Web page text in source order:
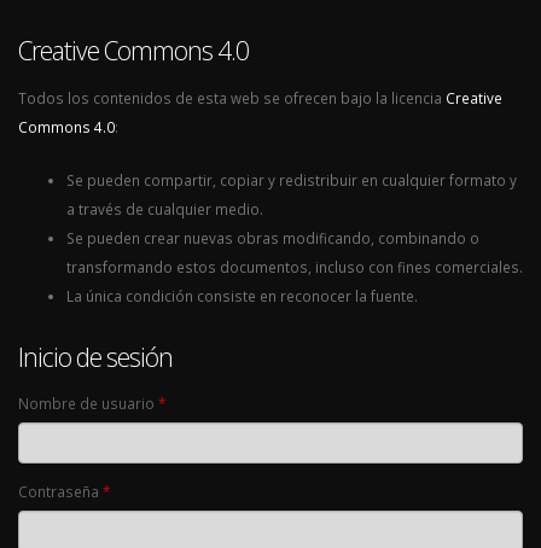
Creative Commons 4.0
Todos los contenidos de esta web se ofrecen bajo la licencia Creative
Commons 4.0:
Se pueden compartir, copiar y redistribuir en cualquier formato y
a través de cualquier medio.
Se pueden crear nuevas obras modificando, combinando o
transformando estos documentos, incluso con fines comerciales.
La única condición consiste en reconocer la fuente.
Inicio de sesión
Nombre de usuario *
Contraseña *